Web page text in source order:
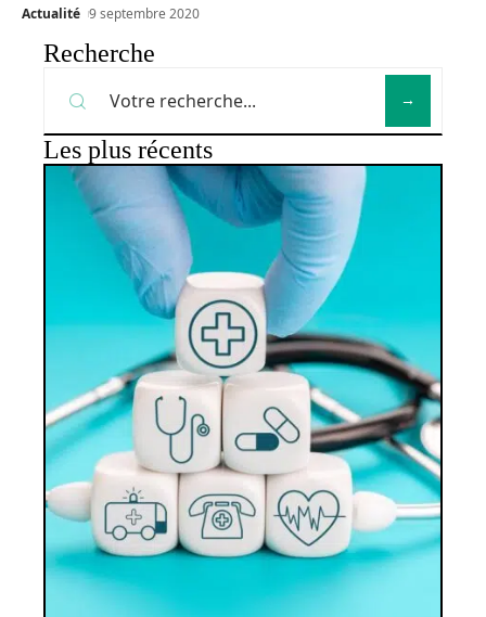
Actualité 9 septembre 2020
Recherche
Les plus récents